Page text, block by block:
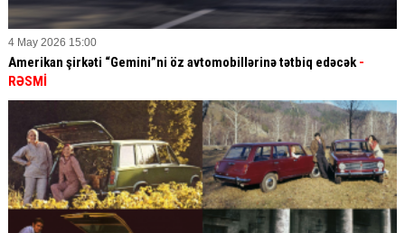
4 May 2026 15:00
Amerikan şirkəti “Gemini”ni öz avtomobillərinə tətbiq edəcək-
RƏSMİ